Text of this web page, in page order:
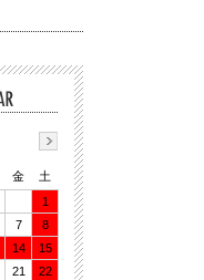
金
土
1
7
8
14
15
21
22